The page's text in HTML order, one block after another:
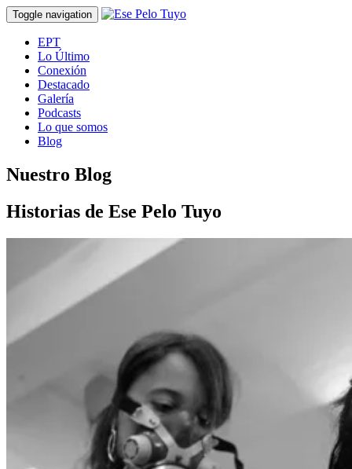
Toggle navigation
EPT
Lo Último
Conexión
Destacado
Galería
Podcasts
Lo que somos
Blog
Nuestro Blog
Historias de Ese Pelo Tuyo